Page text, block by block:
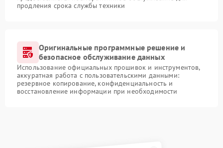
продления срока службы техники
Оригинальные программные решение и
безопасное обслуживание данных
Использование официальных прошивок и инструментов,
аккуратная работа с пользовательскими данными:
резервное копирование, конфиденциальность и
восстановление информации при необходимости